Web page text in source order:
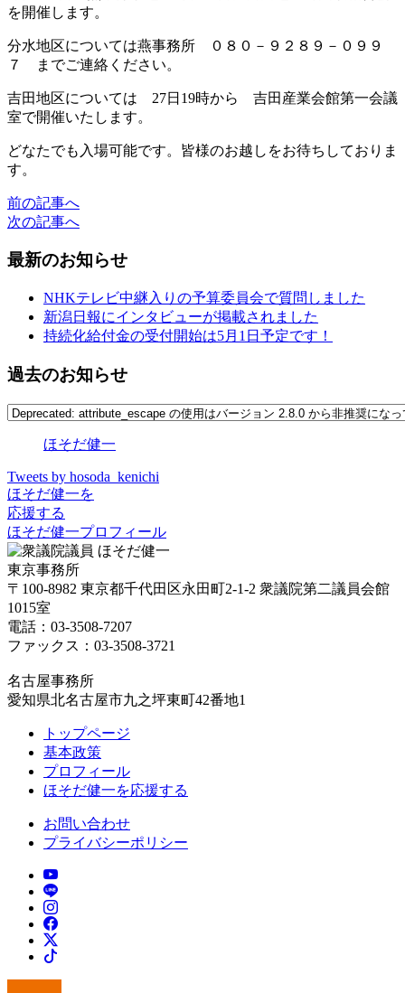
を開催します。
分水地区については燕事務所 ０８０－９２８９－０９９
７ までご連絡ください。
吉田地区については 27日19時から 吉田産業会館第一会議
室で開催いたします。
どなたでも入場可能です。皆様のお越しをお待ちしておりま
す。
前の記事へ
次の記事へ
最新のお知らせ
NHKテレビ中継入りの予算委員会で質問しました
新潟日報にインタビューが掲載されました
持続化給付金の受付開始は5月1日予定です！
過去のお知らせ
ほそだ健一
Tweets by hosoda_kenichi
ほそだ健一を
応援する
ほそだ健一プロフィール
東京事務所
〒100-8982 東京都千代田区永田町2-1-2 衆議院第二議員会館
1015室
電話：03-3508-7207
ファックス：03-3508-3721
名古屋事務所
愛知県北名古屋市九之坪東町42番地1
トップページ
基本政策
プロフィール
ほそだ健一を応援する
お問い合わせ
プライバシーポリシー